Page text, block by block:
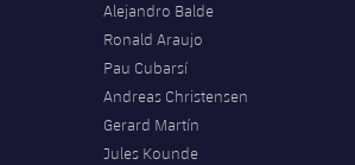
Alejandro Balde
Ronald Araujo
Pau Cubarsí
Andreas Christensen
Gerard Martín
Jules Kounde